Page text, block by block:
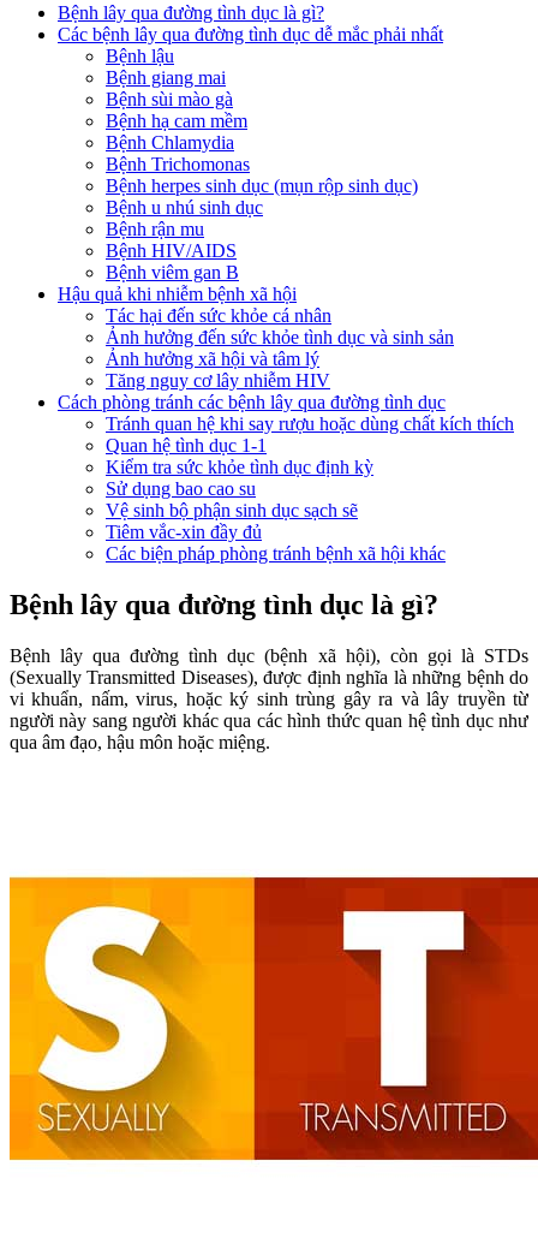
Bệnh lây qua đường tình dục là gì?
Các bệnh lây qua đường tình dục dễ mắc phải nhất
Bệnh lậu
Bệnh giang mai
Bệnh sùi mào gà
Bệnh hạ cam mềm
Bệnh Chlamydia
Bệnh Trichomonas
Bệnh herpes sinh dục (mụn rộp sinh dục)
Bệnh u nhú sinh dục
Bệnh rận mu
Bệnh HIV/AIDS
Bệnh viêm gan B
Hậu quả khi nhiễm bệnh xã hội
Tác hại đến sức khỏe cá nhân
Ảnh hưởng đến sức khỏe tình dục và sinh sản
Ảnh hưởng xã hội và tâm lý
Tăng nguy cơ lây nhiễm HIV
Cách phòng tránh các bệnh lây qua đường tình dục
Tránh quan hệ khi say rượu hoặc dùng chất kích thích
Quan hệ tình dục 1-1
Kiểm tra sức khỏe tình dục định kỳ
Sử dụng bao cao su
Vệ sinh bộ phận sinh dục sạch sẽ
Tiêm vắc-xin đầy đủ
Các biện pháp phòng tránh bệnh xã hội khác
Bệnh lây qua đường tình dục là gì?
Bệnh lây qua đường tình dục (bệnh xã hội), còn gọi là STDs
(Sexually Transmitted Diseases), được định nghĩa là những bệnh do
vi khuẩn, nấm, virus, hoặc ký sinh trùng gây ra và lây truyền từ
người này sang người khác qua các hình thức quan hệ tình dục như
qua âm đạo, hậu môn hoặc miệng.